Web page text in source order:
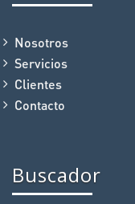
Nosotros
Servicios
Clientes
Contacto
Buscador